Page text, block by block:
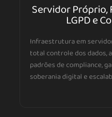
Servidor Próprio,
LGPD e
Infraestrutura em
total controle dos dados,
padrões de compliance,
soberania digital e